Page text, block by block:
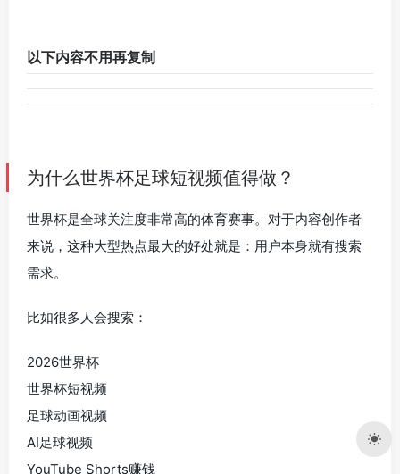
以下内容不用再复制
为什么世界杯足球短视频值得做？
世界杯是全球关注度非常高的体育赛事。对于内容创作者
来说，这种大型热点最大的好处就是：用户本身就有搜索
需求。
比如很多人会搜索：
2026世界杯
世界杯短视频
足球动画视频
AI足球视频
YouTube Shorts赚钱